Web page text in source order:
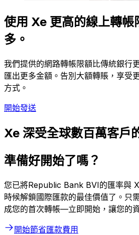
使用 Xe 更高的線上轉帳
多。
我們提供的網路轉帳限額比傳統銀行
匯出更多金額。告別大額轉賬，享受
方式。
開始發送
Xe 深受全球數百萬客戶
準備好開始了嗎？
您已將Republic Bank BVI的匯率與
時候解鎖國際匯款的最佳價值了。只
成您的首次轉帳—立即開始，讓您的
開始節省匯款費用